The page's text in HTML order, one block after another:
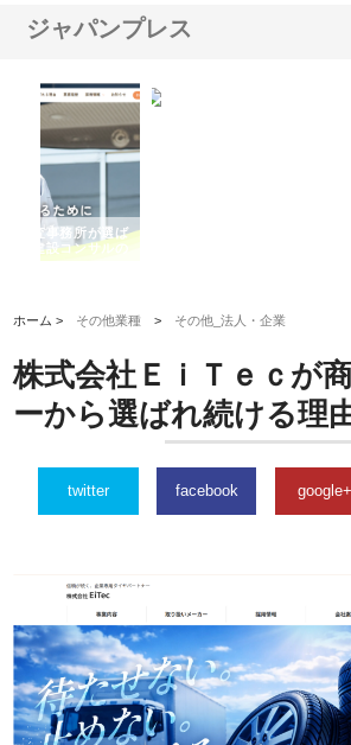
ジャパンプレス
株式会社名神精工の最新ニュー
スリリース一覧と注目トピック
有限会社
で選ばれ
ホーム > その他業種 > その他_法人・企業
株式会社ＥｉＴｅｃが
ーから選ばれ続ける理
twitter facebook google+